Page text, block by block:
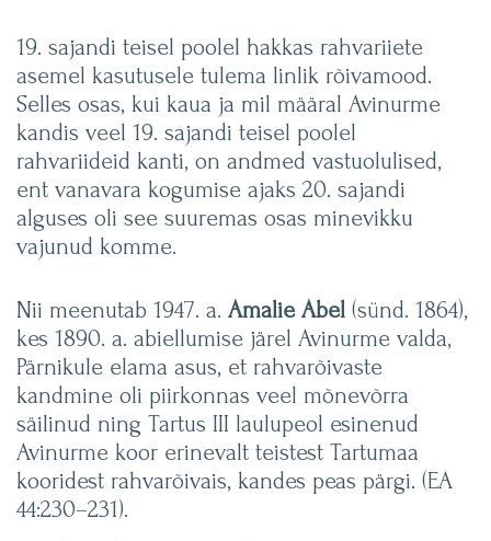
19. sajandi teisel poolel hakkas rahvariiete
asemel kasutusele tulema linlik rõivamood.
Selles osas, kui kaua ja mil määral Avinurme
kandis veel 19. sajandi teisel poolel
rahvariideid kanti, on andmed vastuolulised,
ent vanavara kogumise ajaks 20. sajandi
alguses oli see suuremas osas minevikku
vajunud komme.
Nii meenutab 1947. a. Amalie Abel (sünd. 1864),
kes 1890. a. abiellumise järel Avinurme valda,
Pärnikule elama asus, et rahvarõivaste
kandmine oli piirkonnas veel mõnevõrra
säilinud ning Tartus III laulupeol esinenud
Avinurme koor erinevalt teistest Tartumaa
kooridest rahvarõivais, kandes peas pärgi. (EA
44:230–231).